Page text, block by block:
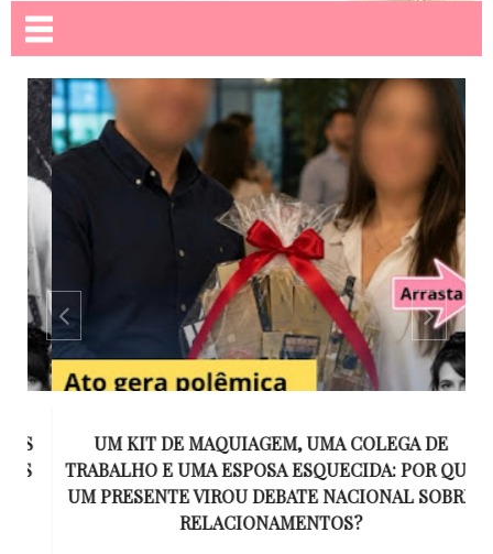
UM KIT DE MAQUIAGEM, UMA COLEGA DE
TRABALHO E UMA ESPOSA ESQUECIDA: POR QUE
UM PRESENTE VIROU DEBATE NACIONAL SOBRE
RELACIONAMENTOS?